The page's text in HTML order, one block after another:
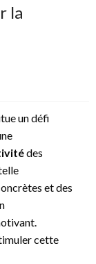
la
un défi
des
et des
cette